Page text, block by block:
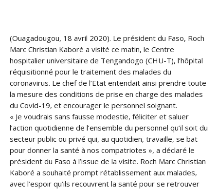
(Ouagadougou, 18 avril 2020). Le président du Faso, Roch
Marc Christian Kaboré a visité ce matin, le Centre
hospitalier universitaire de Tengandogo (CHU-T), l’hôpital
réquisitionné pour le traitement des malades du
coronavirus. Le chef de l’Etat entendait ainsi prendre toute
la mesure des conditions de prise en charge des malades
du Covid-19, et encourager le personnel soignant.
« Je voudrais sans fausse modestie, féliciter et saluer
l’action quotidienne de l’ensemble du personnel qu’il soit du
secteur public ou privé qui, au quotidien, travaille, se bat
pour donner la santé à nos compatriotes », a déclaré le
président du Faso à l’issue de la visite. Roch Marc Christian
Kaboré a souhaité prompt rétablissement aux malades,
avec l’espoir qu’ils recouvrent la santé pour se retrouver